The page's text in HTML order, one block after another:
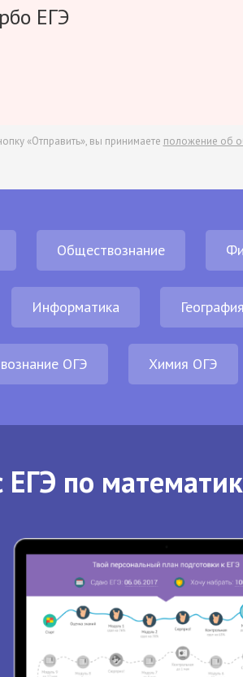
ЕГЭ
«Отправить», вы принимаете положение об
Обществознание
Информатика География
ОГЭ Химия ОГЭ
ЕГЭ по